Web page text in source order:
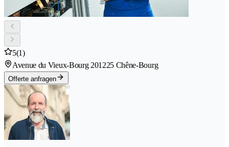
5(1)
Avenue du Vieux-Bourg 201225 Chêne-Bourg
Offerte anfragen